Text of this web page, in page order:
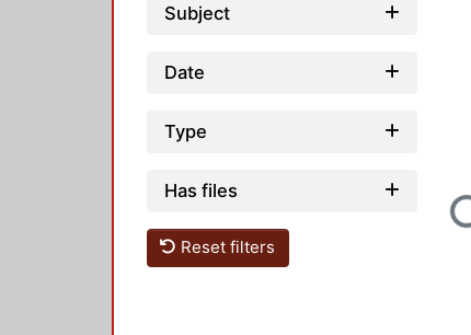
Subject
Date
Type
Has files
Reset filters